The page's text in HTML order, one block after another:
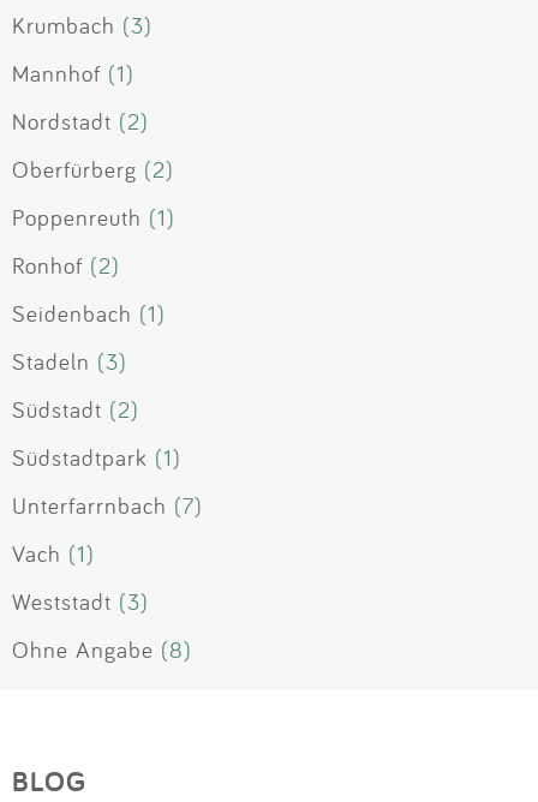
Krumbach (3)
Mannhof (1)
Nordstadt (2)
Oberfürberg (2)
Poppenreuth (1)
Ronhof (2)
Seidenbach (1)
Stadeln (3)
Südstadt (2)
Südstadtpark (1)
Unterfarrnbach (7)
Vach (1)
Weststadt (3)
Ohne Angabe (8)
BLOG